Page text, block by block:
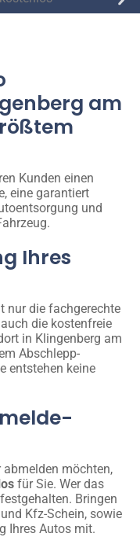
am
Kunden einen
eine garantiert
und
Ihres
nur die fachgerechte
die kostenfreie
in Klingenberg am
Abschlepp-
entstehen keine
abmelden möchten,
für Sie. Wer das
Bringen
Kfz-Schein, sowie
Ihres Autos mit.